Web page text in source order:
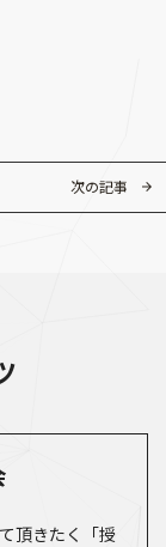
次の記事
頂きたく「授